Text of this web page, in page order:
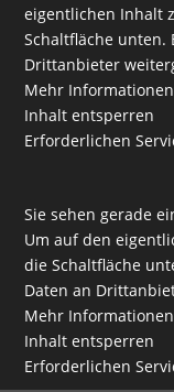
eigentlichen Inhalt
Schaltfläche unten.
Drittanbieter
Mehr Informationen
Inhalt entsperren
Erforderlichen
Sie sehen gerade
Um auf den
die Schaltfläche
Daten an
Mehr Informationen
Inhalt entsperren
Erforderlichen